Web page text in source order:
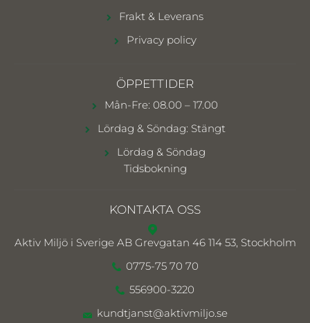
Frakt & Leverans
Privacy policy
ÖPPETTIDER
Mån-Fre: 08.00 – 17.00
Lördag & Söndag: Stängt
Lördag & Söndag
Tidsbokning
KONTAKTA OSS
Aktiv Miljö i Sverige AB Grevgatan 46 114 53, Stockholm
0775-75 70 70
556900-3220
kundtjanst@aktivmiljo.se